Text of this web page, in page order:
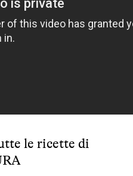
le ricette di